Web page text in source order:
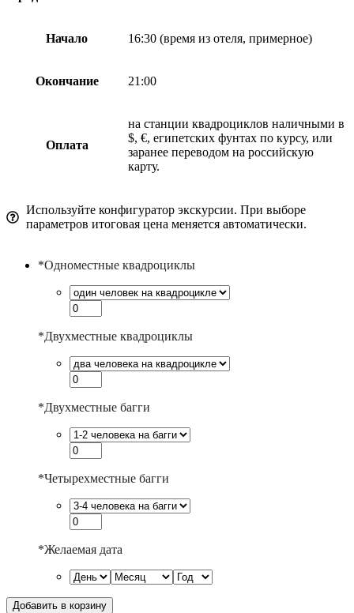
Начало 16:30 (время из отеля, примерное)
Окончание 21:00
Оплата
на станции квадроциклов наличными в
$, €, египетских фунтах по курсу, или
заранее переводом на российскую
карту.
Используйте конфигуратор экскурсии. При выборе
параметров итоговая цена меняется автоматически.
*Одноместные квадроциклы
*Двухместные квадроциклы
*Двухместные багги
*Четырехместные багги
*Желаемая дата
Добавить в корзину